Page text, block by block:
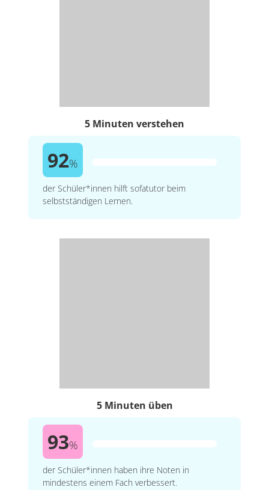
5 Minuten verstehen
92%
der Schüler*innen hilft sofatutor beim
selbstständigen Lernen.
5 Minuten üben
93%
der Schüler*innen haben ihre Noten in
mindestens einem Fach verbessert.